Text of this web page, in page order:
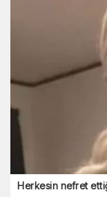
Herkesin nefret